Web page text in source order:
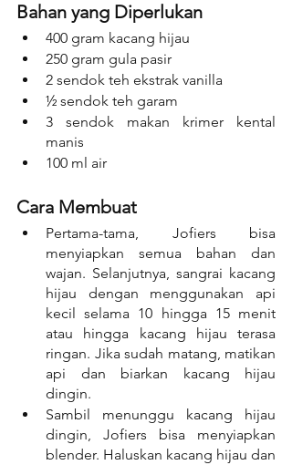
Bahan yang Diperlukan
400 gram kacang hijau
250 gram gula pasir
2 sendok teh ekstrak vanilla
½ sendok teh garam
3 sendok makan krimer kental
manis
100 ml air
Cara Membuat
Pertama-tama, Jofiers bisa
menyiapkan semua bahan dan
wajan. Selanjutnya, sangrai kacang
hijau dengan menggunakan api
kecil selama 10 hingga 15 menit
atau hingga kacang hijau terasa
ringan. Jika sudah matang, matikan
api dan biarkan kacang hijau
dingin.
Sambil menunggu kacang hijau
dingin, Jofiers bisa menyiapkan
blender. Haluskan kacang hijau dan